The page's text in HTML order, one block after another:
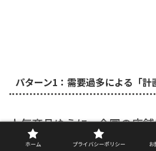
パターン1：需要過多による「計
人気商品ゆえに、全国の店
保できず、計画的に各店舗
ホーム プライバシーポリシー お